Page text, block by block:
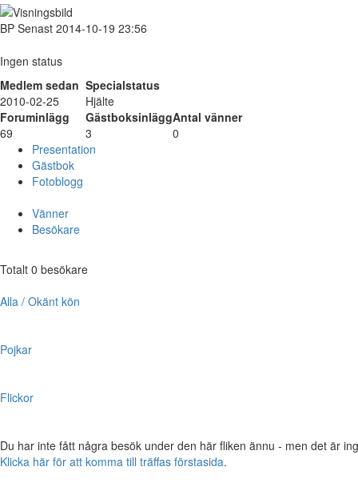
BP Senast 2014-10-19 23:56
Ingen status
Medlem sedan Specialstatus
2010-02-25
Hjälte
Foruminlägg
GästboksinläggAntal vänner
69
3
0
Presentation
Gästbok
Fotoblogg
Vänner
Besökare
Totalt 0 besökare
Alla / Okänt kön
Pojkar
Flickor
Du har inte fått några besök under den här fliken ännu - men det är
Klicka här för att komma till träffas förstasida.